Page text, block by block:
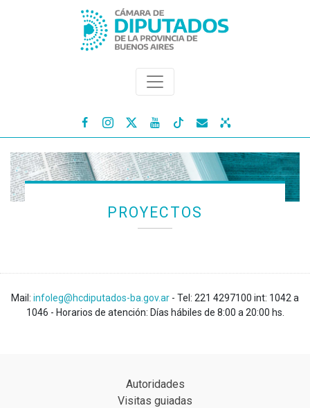
   
PROYECTOS
Mail: infoleg@hcdiputados-ba.gov.ar - Tel: 221 4297100 int: 1042 a
1046 - Horarios de atención: Días hábiles de 8:00 a 20:00 hs.
Autoridades
Visitas guiadas